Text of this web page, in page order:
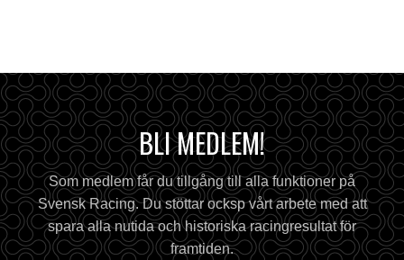
BLI MEDLEM!
Som medlem får du tillgång till alla funktioner på
Svensk Racing. Du stöttar ocksp vårt arbete med att
spara alla nutida och historiska racingresultat för
framtiden.